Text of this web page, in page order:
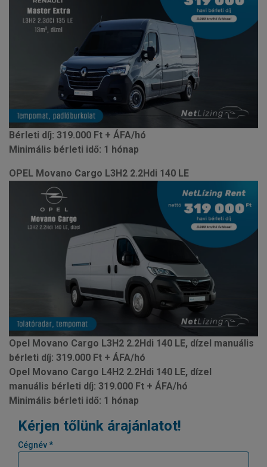
Bérleti díj: 319.000 Ft + ÁFA/hó
Minimális bérleti idő: 1 hónap
OPEL Movano Cargo L3H2 2.2Hdi 140 LE
Opel Movano Cargo L3H2 2.2Hdi 140 LE, dízel manuális
bérleti díj: 319.000 Ft + ÁFA/hó
Opel Movano Cargo L4H2 2.2Hdi 140 LE, dízel
manuális bérleti díj: 319.000 Ft + ÁFA/hó
Minimális bérleti idő: 1 hónap
Kérjen tőlünk árajánlatot!
Cégnév *